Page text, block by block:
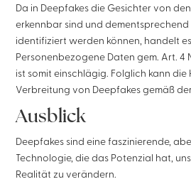
Da in Deepfakes die Gesichter von
erkennbar sind und dementsprechend
identifiziert werden können, handelt
Personenbezogene Daten gem. Art. 4
ist somit einschlägig. Folglich kann
Verbreitung von Deepfakes gemäß
Ausblick
Deepfakes sind eine faszinierende,
Technologie, die das Potenzial hat,
Realität zu verändern.